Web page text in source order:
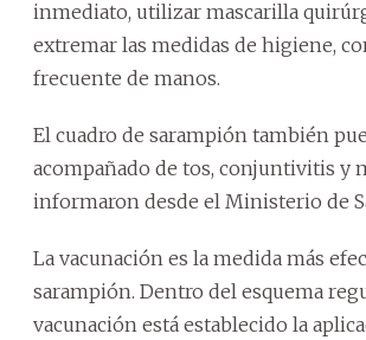
inmediato, utilizar mascarilla
extremar las medidas de higiene,
frecuente de manos.
El cuadro de sarampión también
acompañado de tos, conjuntivitis y
informaron desde el Ministerio de
La vacunación es la medida más
sarampión. Dentro del esquema
vacunación está establecido la